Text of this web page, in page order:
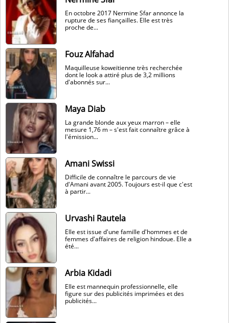
En octobre 2017 Nermine Sfar annonce la
rupture de ses fiançailles. Elle est très
proche de...
Fouz Alfahad
Maquilleuse koweïtienne très recherchée
dont le look a attiré plus de 3,2 millions
d'abonnés sur...
Maya Diab
La grande blonde aux yeux marron – elle
mesure 1,76 m – s'est fait connaître grâce à
l'émission...
Amani Swissi
Difficile de connaître le parcours de vie
d'Amani avant 2005. Toujours est-il que c'est
à partir...
Urvashi Rautela
Elle est issue d'une famille d'hommes et de
femmes d'affaires de religion hindoue. Elle a
été...
Arbia Kidadi
Elle est mannequin professionnelle, elle
figure sur des publicités imprimées et des
publicités...